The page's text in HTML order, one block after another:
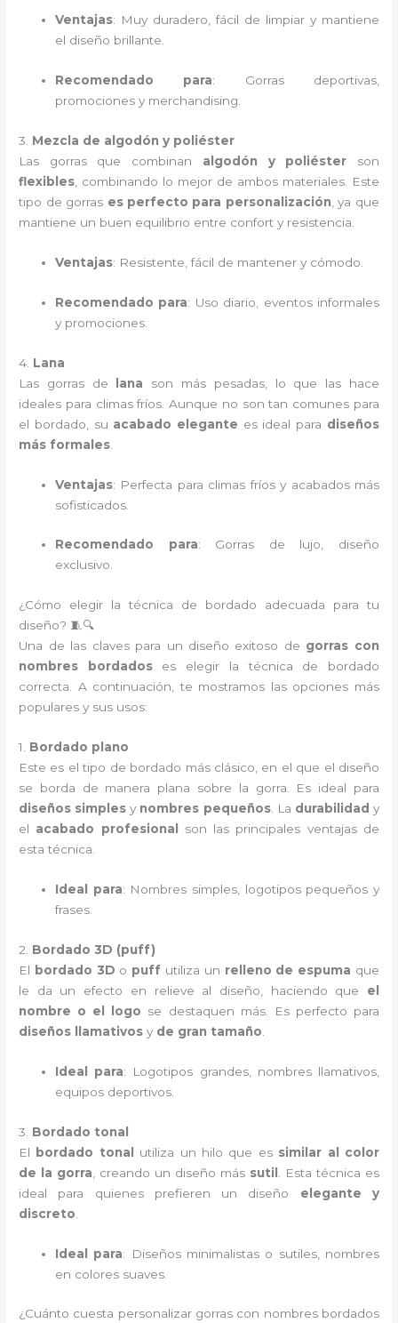
Ventajas: Muy duradero, fácil de limpiar y mantiene
el diseño brillante.
Recomendado para: Gorras deportivas,
promociones y merchandising.
3. Mezcla de algodón y poliéster
Las gorras que combinan algodón y poliéster son
flexibles , combinando lo mejor de ambos materiales. Este
tipo de gorras es perfecto para personalización , ya que
mantiene un buen equilibrio entre confort y resistencia.
Ventajas: Resistente, fácil de mantener y cómodo.
Recomendado para: Uso diario, eventos informales
y promociones.
4. Lana
Las gorras de
lana son más pesadas, lo que las hace
ideales para climas fríos. Aunque no son tan comunes para
el bordado, su acabado elegante es ideal para diseños
más formales
Ventajas: Perfecta para climas fríos y acabados más
sofisticados.
Recomendado para: Gorras de lujo, diseño
exclusivo.
¿Cómo elegir la técnica de bordado adecuada para tu
diseño? 🧵🔍
Una de las claves para un diseño exitoso de gorras con
nombres bordadoses elegir la técnica de bordado
correcta. A continuación, te mostramos las opciones más
populares y sus usos:
1. Bordado plano
Este es el tipo de bordado más clásico, en el que el diseño
se borda de manera plana sobre la gorra. Es ideal para
diseños simples y nombres pequeños. La durabilidad y
el acabado profesional
son las principales ventajas de
esta técnica.
Ideal para: Nombres simples, logotipos pequeños y
frases.
2. Bordado 3D (puff)
El bordado 3D o puff utiliza un relleno de espuma que
le da un efecto en relieve al diseño, haciendo que el
nombre o el logo se destaquen más. Es perfecto para
diseños llamativos y de gran tamaño
Ideal para: Logotipos grandes, nombres llamativos,
equipos deportivos.
3. Bordado tonal
El
bordado tonal utiliza un hilo que es similar al color
de la gorra , creando un diseño más sutil
. Esta técnica es
ideal para quienes prefieren un diseño elegante y
discreto
Ideal para: Diseños minimalistas o sutiles, nombres
en colores suaves.
¿Cuánto cuesta personalizar gorras con nombres bordados